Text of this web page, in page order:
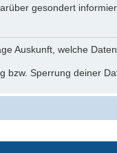
gesondert
Auskunft, welche
bzw. Sperrung deiner